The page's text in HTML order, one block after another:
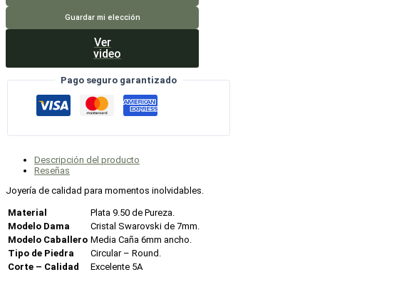
Guardar mi elección
Ver
video
Pago seguro garantizado
Descripción del producto
Reseñas
Joyería de calidad para momentos inolvidables.
Material
Plata 9.50 de Pureza.
Modelo Dama
Cristal Swarovski de 7mm.
Modelo Caballero Media Caña 6mm ancho.
Tipo de Piedra
Circular – Round.
Corte – Calidad
Excelente 5A